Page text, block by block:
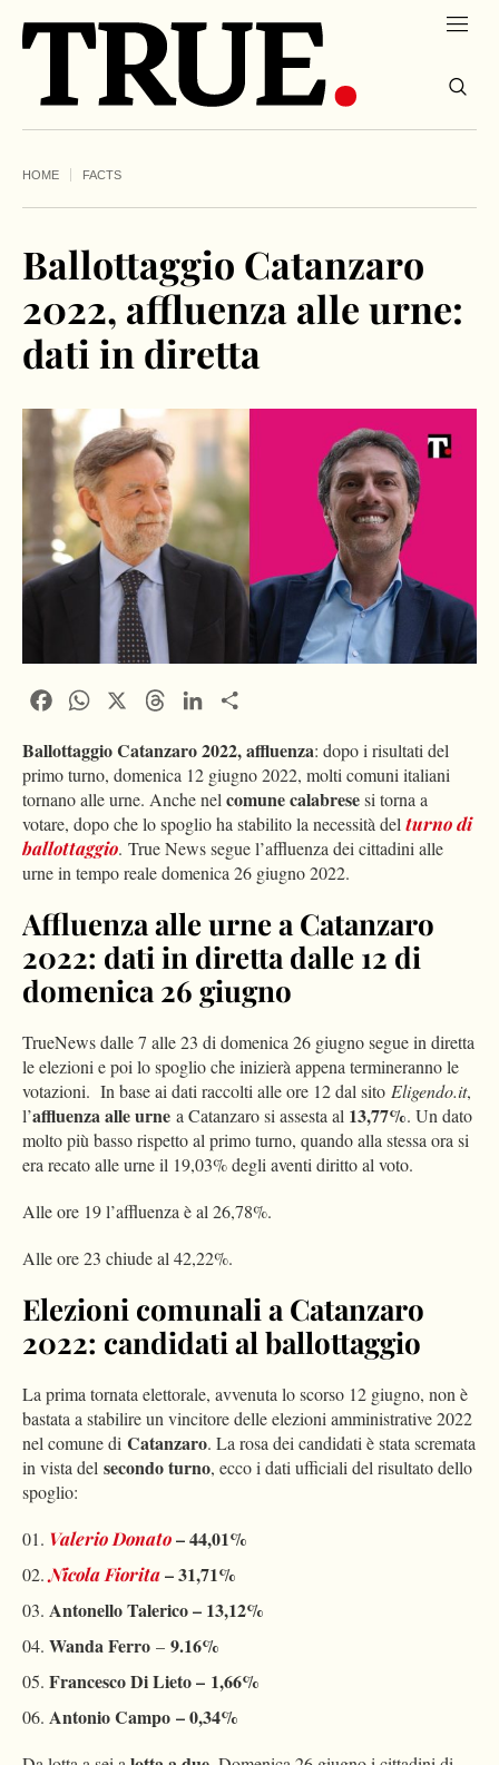
HOME FACTS
Ballottaggio Catanzaro
2022, affluenza alle urne:
dati in diretta
FacebookWhatsApp ThreadsLinkedIn
Ballottaggio Catanzaro 2022, affluenza: dopo i risultati del
primo turno, domenica 12 giugno 2022, molti comuni italiani
tornano alle urne. Anche nelcomune calabresesi torna a
votare, dopo che lo spoglio ha stabilito la necessità delturno di
ballottaggio. True News segue l’affluenza dei cittadini alle
urne in tempo reale domenica 26 giugno 2022.
Affluenza alle urne a Catanzaro
2022: dati in diretta dalle 12 di
domenica 26 giugno
TrueNews dalle 7 alle 23 di domenica 26 giugno segue in diretta
le elezioni e poi lo spoglio che inizierà appena termineranno le
votazioni. In base ai dati raccolti alle ore 12 dal sito Eligendo.it,
l’affluenza alle urne a Catanzaro si assesta al 13,77%. Un dato
molto più basso rispetto al primo turno, quando alla stessa ora si
era recato alle urne il 19,03% degli aventi diritto al voto.
Alle ore 19 l’affluenza è al 26,78%.
Alle ore 23 chiude al 42,22%.
Elezioni comunali a Catanzaro
2022: candidati al ballottaggio
La prima tornata elettorale, avvenuta lo scorso 12 giugno, non è
bastata a stabilire un vincitore delle elezioni amministrative 2022
nel comune di Catanzaro. La rosa dei candidati è stata scremata
in vista del secondo turno, ecco i dati ufficiali del risultato dello
spoglio:
Valerio Donato– 44,01%
Nicola Fiorita– 31,71%
Antonello Talerico – 13,12%
Wanda Ferro – 9.16%
Francesco Di Lieto – 1,66%
Antonio Campo – 0,34%